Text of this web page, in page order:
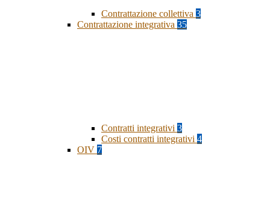
Contrattazione collettiva 3
Contrattazione integrativa 35
Contratti integrativi 3
Costi contratti integrativi 4
OIV 7